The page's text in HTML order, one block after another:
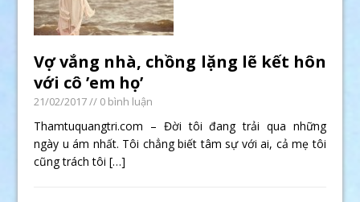
Vợ vắng nhà, chồng lặng lẽ kết hôn
với cô ’em họ’
21/02/2017// 0 bình luận
Thamtuquangtri.com – Đời tôi đang trải qua những
ngày u ám nhất. Tôi chẳng biết tâm sự với ai, cả mẹ tôi
cũng trách tôi[…]